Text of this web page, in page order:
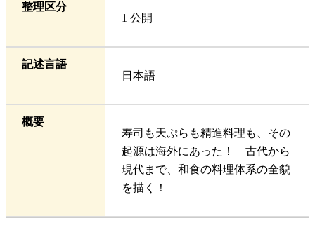
整理区分
1 公開
記述言語
日本語
概要
寿司も天ぷらも精進料理も、その
起源は海外にあった！ 古代から
現代まで、和食の料理体系の全貌
を描く！